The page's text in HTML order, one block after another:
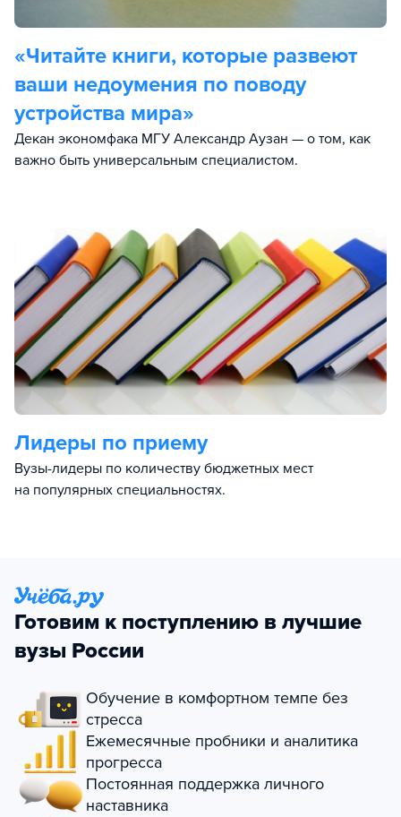
«Читайте книги, которые развеют
ваши недоумения по поводу
устройства мира»
Декан экономфака МГУ Александр Аузан — о том, как
важно быть универсальным специалистом.
Лидеры по приему
Вузы-лидеры по количеству бюджетных мест
на популярных специальностях.
Готовим к поступлению в лучшие
вузы России
Обучение в комфортном темпе без
стресса
Ежемесячные пробники и аналитика
прогресса
Постоянная поддержка личного
наставника